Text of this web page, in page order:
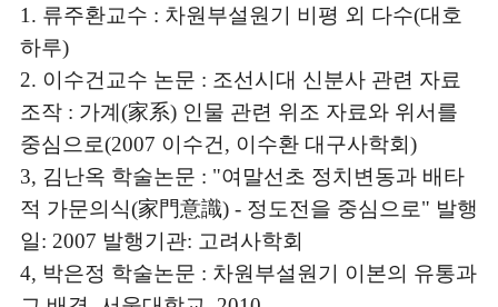
1. 류주환교수 : 차원부설원기 비평 외 다수(대호
하루)
2. 이수건교수 논문 : 조선시대 신분사 관련 자료
조작 : 가계(家系) 인물 관련 위조 자료와 위서를
중심으로(2007 이수건, 이수환 대구사학회)
3, 김난옥 학술논문 : "여말선초 정치변동과 배타
적 가문의식(家門意識) - 정도전을 중심으로" 발행
일: 2007 발행기관: 고려사학회
4, 박은정 학술논문 : 차원부설원기 이본의 유통과